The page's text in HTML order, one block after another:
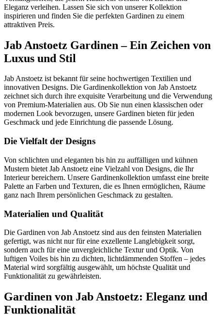
Eleganz verleihen. Lassen Sie sich von unserer Kollektion
inspirieren und finden Sie die perfekten Gardinen zu einem
attraktiven Preis.
Jab Anstoetz Gardinen – Ein Zeichen von
Luxus und Stil
Jab Anstoetz ist bekannt für seine hochwertigen Textilien und
innovativen Designs. Die Gardinenkollektion von Jab Anstoetz
zeichnet sich durch ihre exquisite Verarbeitung und die Verwendung
von Premium-Materialien aus. Ob Sie nun einen klassischen oder
modernen Look bevorzugen, unsere Gardinen bieten für jeden
Geschmack und jede Einrichtung die passende Lösung.
Die Vielfalt der Designs
Von schlichten und eleganten bis hin zu auffälligen und kühnen
Mustern bietet Jab Anstoetz eine Vielzahl von Designs, die Ihr
Interieur bereichern. Unsere Gardinenkollektion umfasst eine breite
Palette an Farben und Texturen, die es Ihnen ermöglichen, Räume
ganz nach Ihrem persönlichen Geschmack zu gestalten.
Materialien und Qualität
Die Gardinen von Jab Anstoetz sind aus den feinsten Materialien
gefertigt, was nicht nur für eine exzellente Langlebigkeit sorgt,
sondern auch für eine unvergleichliche Textur und Optik. Von
luftigen Voiles bis hin zu dichten, lichtdämmenden Stoffen – jedes
Material wird sorgfältig ausgewählt, um höchste Qualität und
Funktionalität zu gewährleisten.
Gardinen von Jab Anstoetz: Eleganz und
Funktionalität